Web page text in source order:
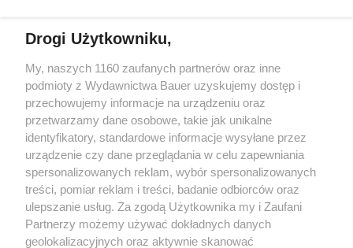
ŚWIĄTECZNY STÓŁ
Lekka i zdrowa Wielkanoc? To możliwe! Jakie
właściwości zdrowotne mają żurek, babka
drożdżowa i chrzan?
Drogi Użytkowniku,
My, naszych 1160 zaufanych partnerów oraz inne
podmioty z Wydawnictwa Bauer uzyskujemy dostęp i
przechowujemy informacje na urządzeniu oraz
przetwarzamy dane osobowe, takie jak unikalne
identyfikatory, standardowe informacje wysyłane przez
urządzenie czy dane przeglądania w celu zapewniania
spersonalizowanych reklam, wybór spersonalizowanych
treści, pomiar reklam i treści, badanie odbiorców oraz
ulepszanie usług. Za zgodą Użytkownika my i Zaufani
Partnerzy możemy używać dokładnych danych
geolokalizacyjnych oraz aktywnie skanować